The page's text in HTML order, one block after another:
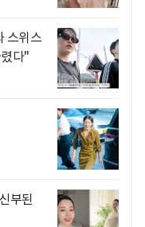
스위스
다"
부된